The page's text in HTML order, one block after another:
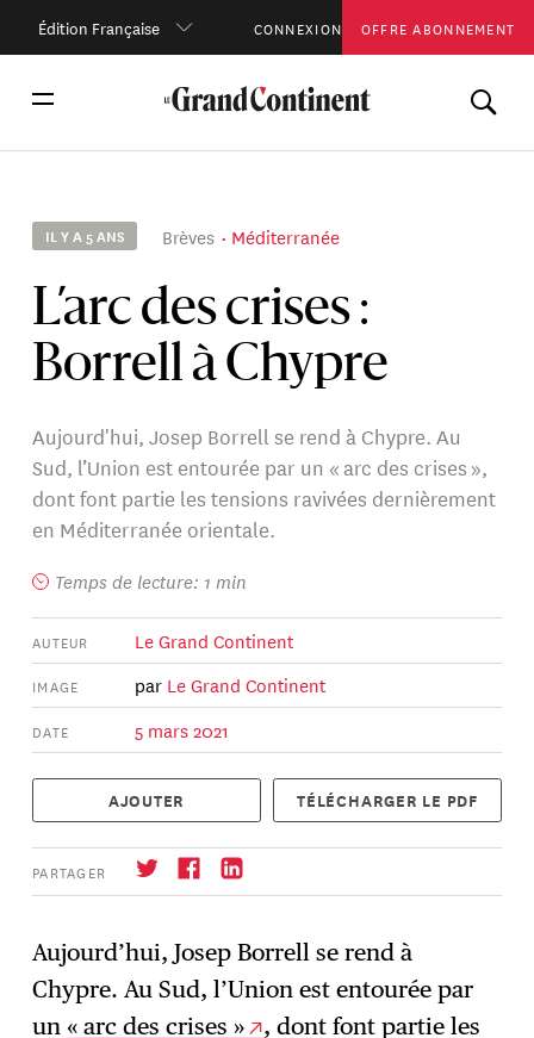
Édition Française CONNEXION OFFRE ABONNEMENT
IL Y A 5 ANS Brèves Méditerranée
L’arc des crises :
Borrell à Chypre
Aujourd'hui, Josep Borrell se rend à Chypre. Au
Sud, l’Union est entourée par un « arc des crises »,
dont font partie les tensions ravivées dernièrement
en Méditerranée orientale.
Temps de lecture: 1 min
AUTEUR Le Grand Continent
IMAGE par Le Grand Continent
DATE 5 mars 2021
AJOUTER TÉLÉCHARGER LE PDF
PARTAGER
→ S'abonner
Aujourd’hui, Josep Borrell se rend à
Chypre. Au Sud, l’Union est entourée par
un « arc des crises »
, dont font partie les